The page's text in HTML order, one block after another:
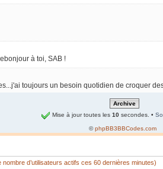
à toi, SAB !
toujours un besoin quotidien de croquer
d'années passent, mais les contacts, les
Mise à jour toutes les10 secondes. •
©phpBB3BBCodes.com
d’utilisateurs actifs ces 60 dernières minutes)